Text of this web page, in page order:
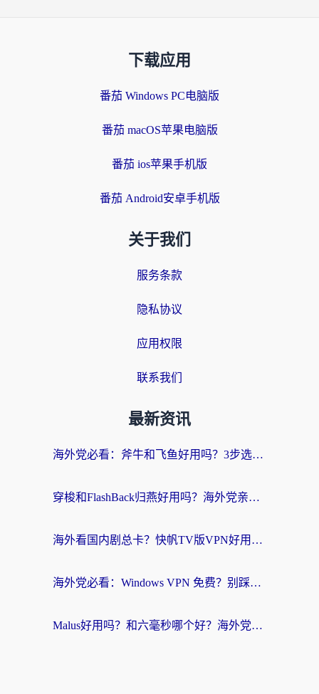
下载应用
番茄 Windows PC电脑版
番茄 macOS苹果电脑版
番茄 ios苹果手机版
番茄 Android安卓手机版
关于我们
服务条款
隐私协议
应用权限
联系我们
最新资讯
海外党必看：斧牛和飞鱼好用吗？3步选对回国加速器，无缝刷剧玩国服
穿梭和FlashBack归燕好用吗？海外党亲测3款热门回国加速器，教你选对不踩坑
海外看国内剧总卡？快帆TV版VPN好用吗？和快滚VPN对比哪个回国效果更好？
海外党必看：Windows VPN 免费？别踩坑！教你选对好用的国内加速器无缝回国
Malus好用吗？和六毫秒哪个好？海外党选回国加速器的避坑指南